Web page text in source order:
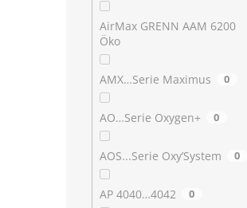
AirMax GRENN AAM 6200
Öko
AMX…Serie Maximus 0
AO…Serie Oxygen+ 0
AOS...Serie Oxy’System 0
AP 4040…4042 0